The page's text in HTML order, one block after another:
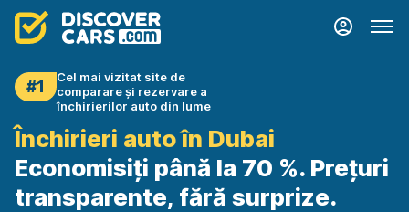
#1
Cel mai vizitat site de
comparare și rezervare a
închirierilor auto din lume
Închirieri auto în Dubai
Economisiți până la 70 %. Prețuri
transparente, fără surprize.